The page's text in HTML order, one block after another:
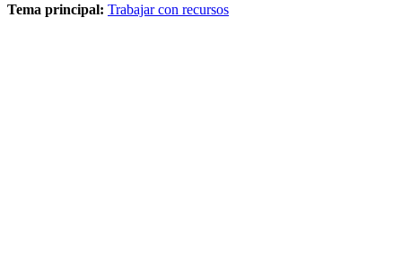
Tema principal: Trabajar con recursos